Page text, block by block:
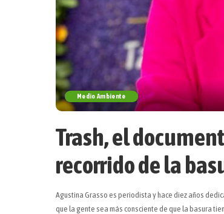
Medio Ambiente
Trash, el
recorrido de la
Agustina Grasso es periodista y hace diez años
que la gente sea más consciente de que la basura